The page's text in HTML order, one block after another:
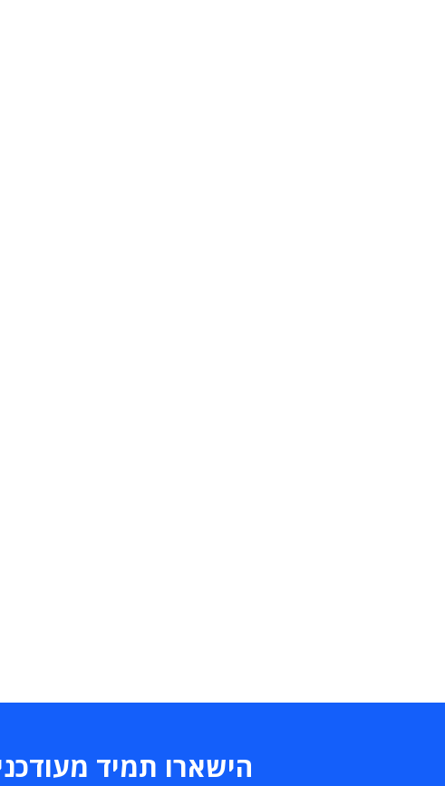
הישארו תמיד